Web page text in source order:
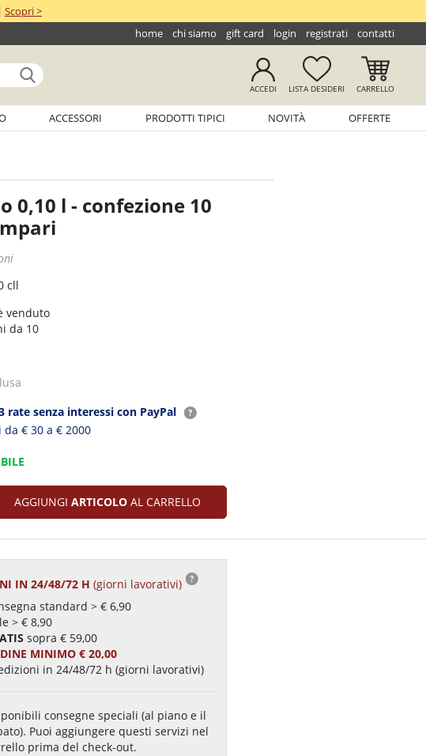
Scopri >
home chi siamo gift card login registrati contatti
ACCEDI LISTADESIDERI CARRELLO
ACCESSORI PRODOTTI TIPICI NOVITÀ OFFERTE
0,10 l - confezione 10
cll
venduto
da 10
rate senza interessi con PayPal
€ 30 a € 2000
AGGIUNGIARTICOLO AL CARRELLO
IN 24/48/72 H (giorni lavorativi)
standard > € 6,90
> € 8,90
sopra € 59,00
MINIMO € 20,00
in 24/48/72 h (giorni lavorativi)
consegne speciali (al piano e il
Puoi aggiungere questi servizi nel
prima del check-out.